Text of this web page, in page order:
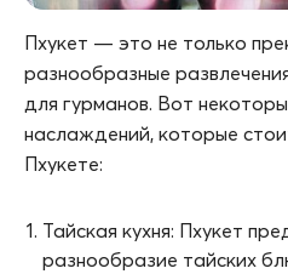
Пхукет — это не только
разнообразные
для гурманов. Вот
наслаждений, которые
Пхукете:
Тайская кухня: Пхукет
разнообразие тайских